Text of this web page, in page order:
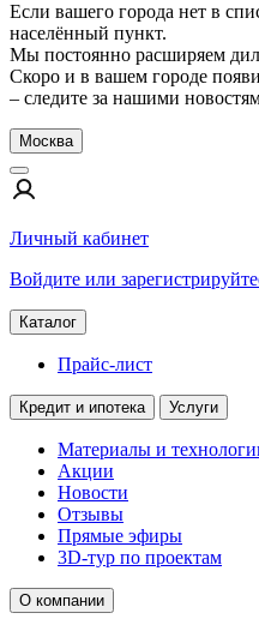
Если вашего города нет в
населённый пункт.
Мы постоянно расширяем
Скоро и в вашем городе
– следите за нашими
Москва
Личный кабинет
Войдите или
Каталог
Прайс-лист
Кредит и ипотека Услуги
Материалы и
Акции
Новости
Отзывы
Прямые эфиры
3D-тур по проектам
О компании